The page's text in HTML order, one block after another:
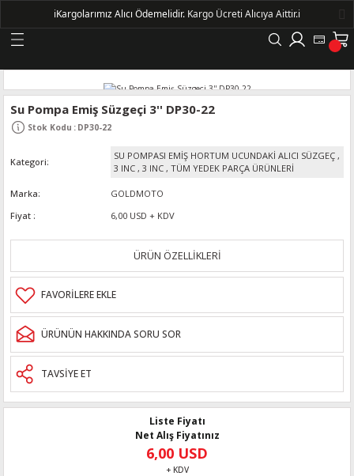
Geri Dön
KASNAKLI ALTERNATÖRLER - 1500
Su Pompa Emiş Süzgeçi 3'' DP30-22
Stok Kodu : DP30-22
Kategori
SU POMPASI EMİŞ HORTUM UCUNDAKİ ALICI SÜZGEÇ ,
3 INC , 3 INC , TÜM YEDEK PARÇA ÜRÜNLERİ
Marka
GOLDMOTO
Fiyat
6,00 USD + KDV
ÜRÜN ÖZELLİKLERİ
ÜRÜNÜN HAKKINDA SORU SOR
TAVSİYE ET
Liste Fiyatı
Net Alış Fiyatınız
6,00 USD
+ KDV
ℹ️Kargolarımız Alıcı Ödemelidir. Kargo Ücreti Alıcıya Aittir.ℹ️